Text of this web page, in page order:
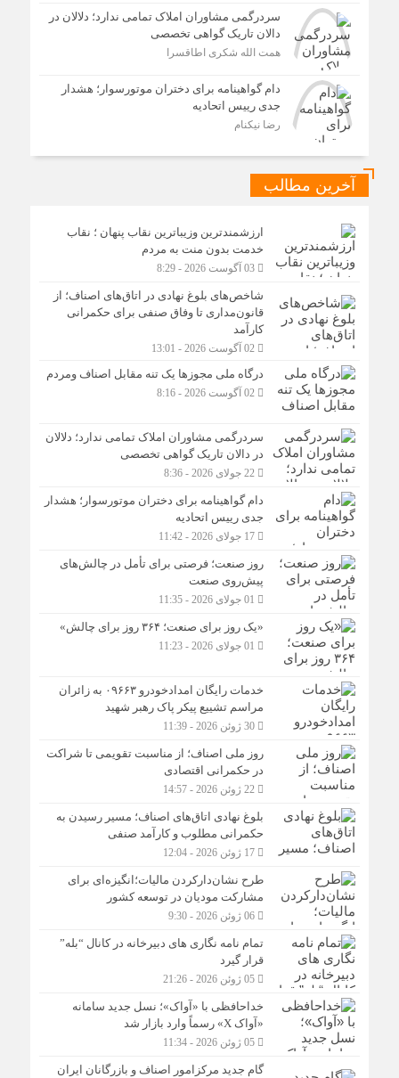
سردرگمی مشاوران املاک تمامی ندارد؛ دلالان در
دالان تاریک گواهی تخصصی
همت الله شکری اطاقسرا
دام گواهینامه برای دختران موتورسوار؛ هشدار
جدی رییس اتحادیه
رضا نیکنام
آخرین مطالب
ارزشمندترین وزیباترین نقاب پنهان ؛ نقاب
خدمت بدون منت به مردم
03 آگوست 2026 - 8:29
شاخص‌های بلوغ نهادی در اتاق‌های اصناف؛ از
قانون‌مداری تا وفاق صنفی برای حکمرانی
کارآمد
02 آگوست 2026 - 13:01
درگاه ملی مجوزها یک تنه مقابل اصناف ومردم
02 آگوست 2026 - 8:16
سردرگمی مشاوران املاک تمامی ندارد؛ دلالان
در دالان تاریک گواهی تخصصی
22 جولای 2026 - 8:36
دام گواهینامه برای دختران موتورسوار؛ هشدار
جدی رییس اتحادیه
17 جولای 2026 - 11:42
روز صنعت؛ فرصتی برای تأمل در چالش‌های
پیش‌روی صنعت
«یک روز برای صنعت؛ ۳۶۴ روز برای چالش»
خدمات رایگان امدادخودرو ۰۹۶۶۳ به زائران
مراسم تشییع پیکر پاک رهبر شهید
30 ژوئن 2026 - 11:39
روز ملی اصناف؛ از مناسبت تقویمی تا شراکت
در حکمرانی اقتصادی
22 ژوئن 2026 - 14:57
بلوغ نهادی اتاق‌های اصناف؛ مسیر رسیدن به
حکمرانی مطلوب و کارآمد صنفی
17 ژوئن 2026 - 12:04
طرح نشان‌دارکردن مالیات؛انگیزه‌ای برای
مشارکت مودیان در توسعه کشور
06 ژوئن 2026 - 9:30
تمام نامه نگاری های دبیرخانه در کانال “بله”
قرار گیرد
05 ژوئن 2026 - 21:26
خداحافظی با «آواک»؛ نسل جدید سامانه
«آواک X» رسماً وارد بازار شد
05 ژوئن 2026 - 11:34
گام جدید مرکزامور اصناف و بازرگانان ایران